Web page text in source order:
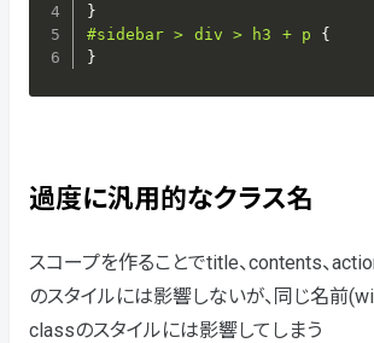
}
#sidebar > div > h3 + p
{
}
過度に汎用的なクラス名
スコープを作ることでtitle、contents、
のスタイルには影響しないが、同じ名前
classのスタイルには影響してしまう